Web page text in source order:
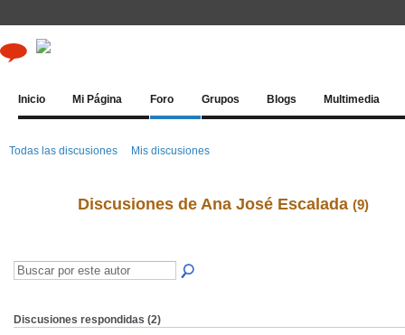
Inicio Mi Página Foro Grupos Blogs Multimedia
Todas las discusiones Mis discusiones
Discusiones de Ana José Escalada (9)
Discusiones respondidas (2)